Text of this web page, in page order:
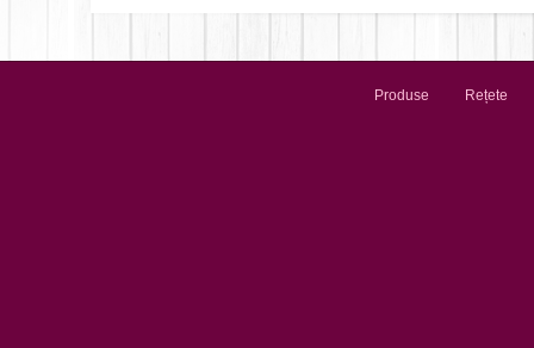
Produse Rețete